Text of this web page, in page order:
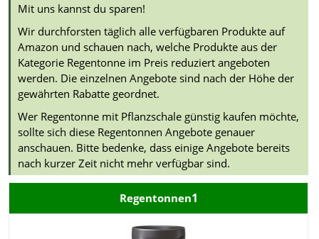
Mit uns kannst du sparen!
Wir durchforsten täglich alle verfügbaren Produkte auf
Amazon und schauen nach, welche Produkte aus der
Kategorie Regentonne im Preis reduziert angeboten
werden. Die einzelnen Angebote sind nach der Höhe der
gewährten Rabatte geordnet.
Wer Regentonne mit Pflanzschale günstig kaufen möchte,
sollte sich diese Regentonnen Angebote genauer
anschauen. Bitte bedenke, dass einige Angebote bereits
nach kurzer Zeit nicht mehr verfügbar sind.
Regentonnen1